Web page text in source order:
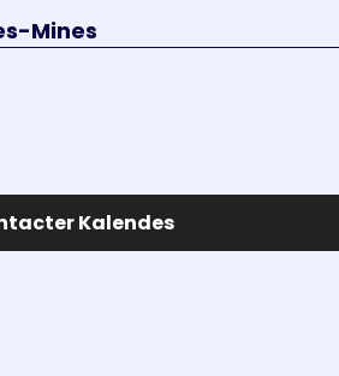
Mines
Kalendes